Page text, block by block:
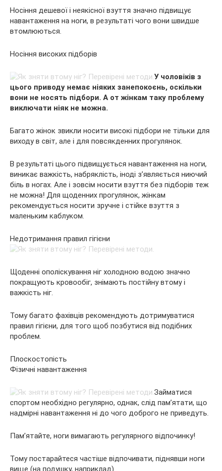
Носіння дешевої і неякісної взуття значно підвищує
навантаження на ноги, в результаті чого вони швидше
втомлюються.
Носіння високих підборів
У чоловіків з
цього приводу немає ніяких занепокоєнь, оскільки
вони не носять підбори. А от жінкам таку проблему
виключати ніяк не можна.
Багато жінок звикли носити високі підбори не тільки для
виходу в світ, але і для повсякденних прогулянок.
В результаті цього підвищується навантаження на ноги,
виникає важкість, набряклість, іноді з’являється ниючий
біль в ногах. Але і зовсім носити взуття без підборів теж
не можна! Для щоденних прогулянок, жінкам
рекомендується носити зручне і стійке взуття з
маленьким каблуком.
Недотримання правил гігієни
Щоденні ополіскування ніг холодною водою значно
покращують кровообіг, знімають постійну втому і
важкість ніг.
Тому багато фахівців рекомендують дотримуватися
правил гігієни, для того щоб позбутися від подібних
проблем.
Плоскостопість
Фізичні навантаження
Займатися
спортом необхідно регулярно, однак, слід пам’ятати, що
надмірні навантаження ні до чого доброго не приведуть.
Пам’ятайте, ноги вимагають регулярного відпочинку!
Тому постарайтеся частіше відпочивати, піднявши ноги
вище (на подушку, наприклад).